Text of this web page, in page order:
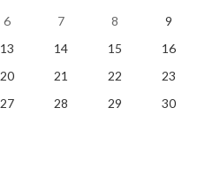
日常のパフォーマンスが落
2020/04/29(水)
ランニング
6 7 8
9
13 14 15
16
20 21 22
23
27 28 29
30